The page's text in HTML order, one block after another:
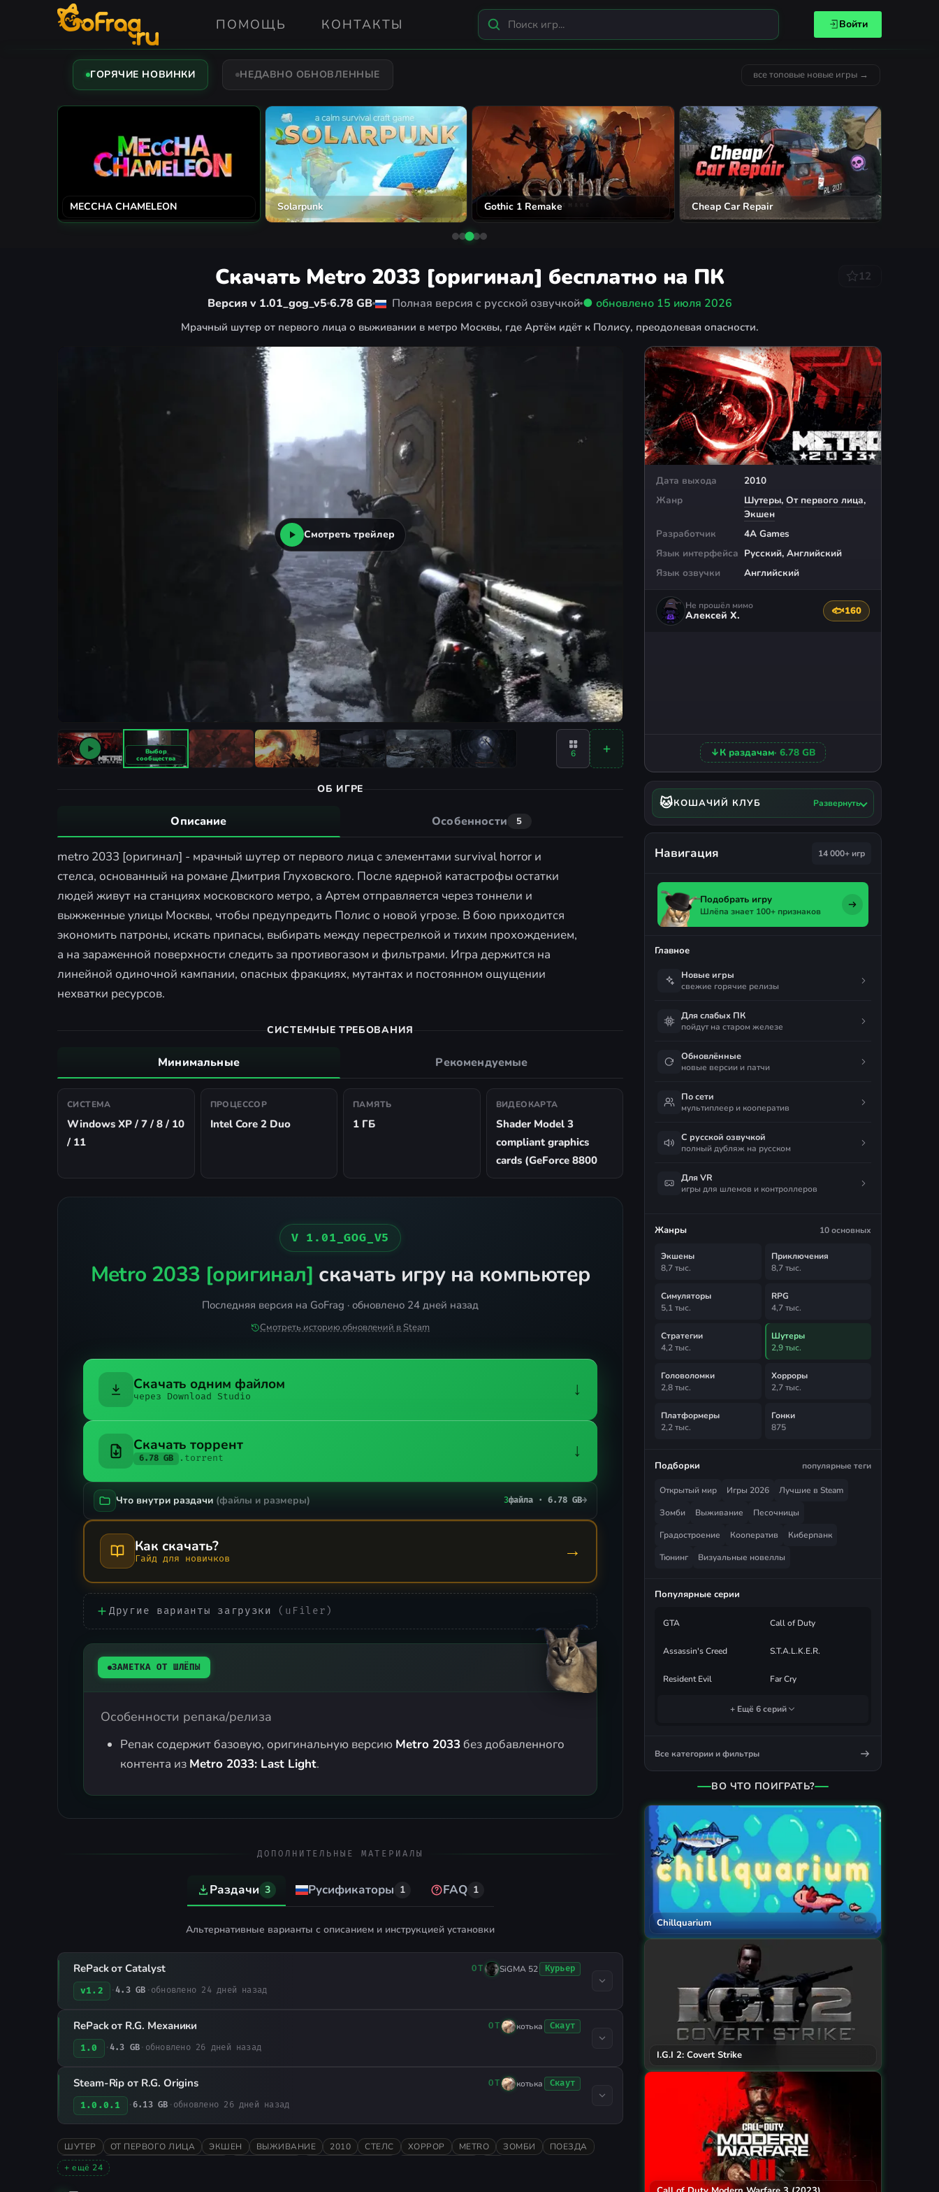
ПОМОЩЬ КОНТАКТЫ Войти
ГОРЯЧИЕ НОВИНКИ НЕДАВНО ОБНОВЛЕННЫЕ все топовые новые игры →
MECCHA CHAMELEON Solarpunk Gothic 1 Remake Cheap Car Repair
Скачать Metro 2033 [оригинал] бесплатно на ПК 12
Версия v 1.01_gog_v5 6.78 GB Полная версия с русской озвучкой● обновлено 15 июля 2026
Мрачный шутер от первого лица о выживании в метро Москвы, где Артём идёт к Полису, преодолевая опасности.
Дата выхода
2010
Жанр
Шутеры, От первого лица,
Экшен
Разработчик
4A Games
Язык интерфейса Русский, Английский
Язык озвучки
Английский
Не прошёл мимо
Алексей Х. 🐟160
Поблагодарить автора
↓К раздачам· 6.78 GB
Смотреть трейлер
6
ОБ ИГРЕ
Описание Особенности 5
metro 2033 [оригинал] - мрачный шутер от первого лица с элементами survival horror и
стелса, основанный на романе Дмитрия Глуховского. После ядерной катастрофы остатки
людей живут на станциях московского метро, а Артем отправляется через тоннели и
выжженные улицы Москвы, чтобы предупредить Полис о новой угрозе. В бою приходится
экономить патроны, искать припасы, выбирать между перестрелкой и тихим прохождением,
а на зараженной поверхности следить за противогазом и фильтрами. Игра держится на
линейной одиночной кампании, опасных фракциях, мутантах и постоянном ощущении
нехватки ресурсов.
СИСТЕМНЫЕ ТРЕБОВАНИЯ
Минимальные Рекомендуемые
СИСТЕМА
Windows XP / 7 / 8 / 10
/ 11
ПРОЦЕССОР
Intel Core 2 Duo
ПАМЯТЬ
1 ГБ
ВИДЕОКАРТА
Shader Model 3
compliant graphics
cards (GeForce 8800
V 1.01_GOG_V5
Metro 2033 [оригинал] скачать игру на компьютер
Последняя версия на GoFrag · обновлено 24 дней назад
Смотреть историю обновлений в Steam
Скачать одним файлом
через Download Studio ↓
Скачать торрент
6.78 GB .torrent ↓
Что внутри раздачи (файлы и размеры) 3файла · 6.78 GB→
Как скачать?
Гайд для новичков →
Другие варианты загрузки (uFiler)
ЗАМЕТКА ОТ ШЛЁПЫ
Особенности репака/релиза
Репак содержит базовую, оригинальную версию Metro 2033без добавленного
контента из Metro 2033: Last Light.
ДОПОЛНИТЕЛЬНЫЕ МАТЕРИАЛЫ
Раздачи 3 Русификаторы 1 FAQ 1
Альтернативные варианты с описанием и инструкцией установки
RePack от Catalyst ОТ SiGMA 52 Курьер
v1.2 ·4.3 GB · обновлено 24 дней назад
RePack от R.G. Механики ОТ котька Скаут
1.0 · 4.3 GB · обновлено 26 дней назад
Steam-Rip от R.G. Origins ОТ котька Скаут
1.0.0.1 · 6.13 GB · обновлено 26 дней назад
ШУТЕР ОТ ПЕРВОГО ЛИЦА ЭКШЕН ВЫЖИВАНИЕ 2010 СТЕЛС ХОРРОР METRO ЗОМБИ
ПОЕЗДА
ОХОТА
ХОРРОР НА ВЫЖИВАНИЕ
+ ещё 24
🐱КОШАЧИЙ КЛУБ Развернуть
Навигация 14 000+ игр
Подобрать игру
Шлёпа знает 100+ признаков
Главное
Новые игры
свежие горячие релизы
Для слабых ПК
пойдут на старом железе
Обновлённые
новые версии и патчи
По сети
мультиплеер и кооператив
С русской озвучкой
полный дубляж на русском
Для VR
игры для шлемов и контроллеров
Жанры 10 основных
Экшены
8,7 тыс.
Приключения
8,7 тыс.
Симуляторы
5,1 тыс.
RPG
4,7 тыс.
Стратегии
4,2 тыс.
Шутеры
2,9 тыс.
Головоломки
2,8 тыс.
Хорроры
2,7 тыс.
Платформеры
2,2 тыс.
Гонки
875
Подборки популярные теги
Открытый мир Игры 2026
Лучшие в Steam
Зомби
Выживание
Песочницы
Градостроение
Кооператив
Киберпанк
Тюнинг
Визуальные новеллы
Популярные серии
GTA Call of Duty
Assassin's Creed S.T.A.L.K.E.R.
Resident Evil Far Cry
+ Ещё 6 серий
Все категории и фильтры
ВО ЧТО ПОИГРАТЬ?
Chillquarium
I.G.I 2: Covert Strike